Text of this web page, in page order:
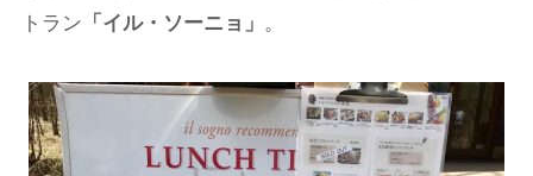
トラン 「イル・ソーニョ」 。